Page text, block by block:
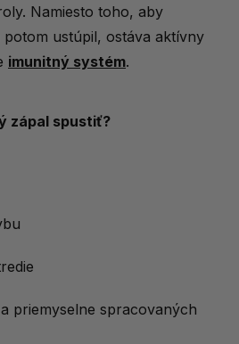
doplnky proti zápalu
doplnok k strave
písali o chronickom
Namiesto toho, aby
potom ustúpil, ostáva aktívny
imunitný systém.
zápal spustiť?
priemyselne spracovaných